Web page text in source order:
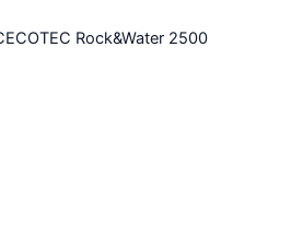
Rock&Water 2500